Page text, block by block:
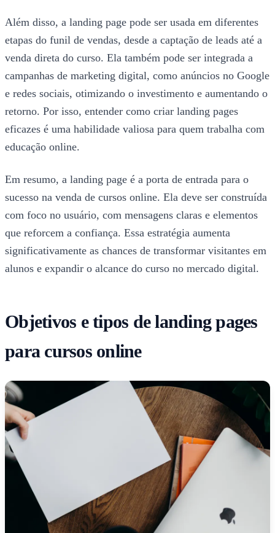
Além disso, a landing page pode ser usada em diferentes
etapas do funil de vendas, desde a captação de leads até a
venda direta do curso. Ela também pode ser integrada a
campanhas de marketing digital, como anúncios no Google
e redes sociais, otimizando o investimento e aumentando o
retorno. Por isso, entender como criar landing pages
eficazes é uma habilidade valiosa para quem trabalha com
educação online.
Em resumo, a landing page é a porta de entrada para o
sucesso na venda de cursos online. Ela deve ser construída
com foco no usuário, com mensagens claras e elementos
que reforcem a confiança. Essa estratégia aumenta
significativamente as chances de transformar visitantes em
alunos e expandir o alcance do curso no mercado digital.
Objetivos e tipos de landing pages
para cursos online